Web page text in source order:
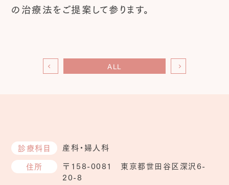
の治療法をご提案して参ります。
ALL
診療科目
産科・婦人科
住所
〒158-0081 東京都世田谷区深沢6-
20-8